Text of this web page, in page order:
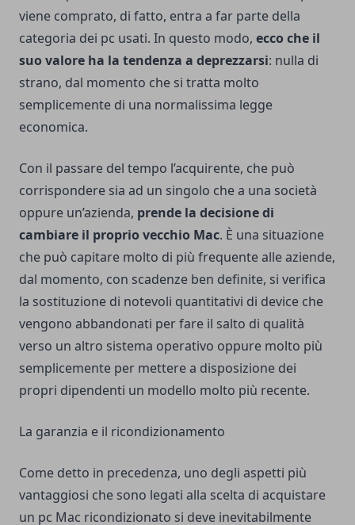
viene comprato, di fatto, entra a far parte della
categoria dei pc usati. In questo modo, ecco che il
suo valore ha la tendenza a deprezzarsi: nulla di
strano, dal momento che si tratta molto
semplicemente di una normalissima legge
economica.
Con il passare del tempo l’acquirente, che può
corrispondere sia ad un singolo che a una società
oppure un’azienda, prende la decisione di
cambiare il proprio vecchio Mac. È una situazione
che può capitare molto di più frequente alle aziende,
dal momento, con scadenze ben definite, si verifica
la sostituzione di notevoli quantitativi di device che
vengono abbandonati per fare il salto di qualità
verso un altro sistema operativo oppure molto più
semplicemente per mettere a disposizione dei
propri dipendenti un modello molto più recente.
La garanzia e il ricondizionamento
Come detto in precedenza, uno degli aspetti più
vantaggiosi che sono legati alla scelta di acquistare
un pc Mac ricondizionato si deve inevitabilmente